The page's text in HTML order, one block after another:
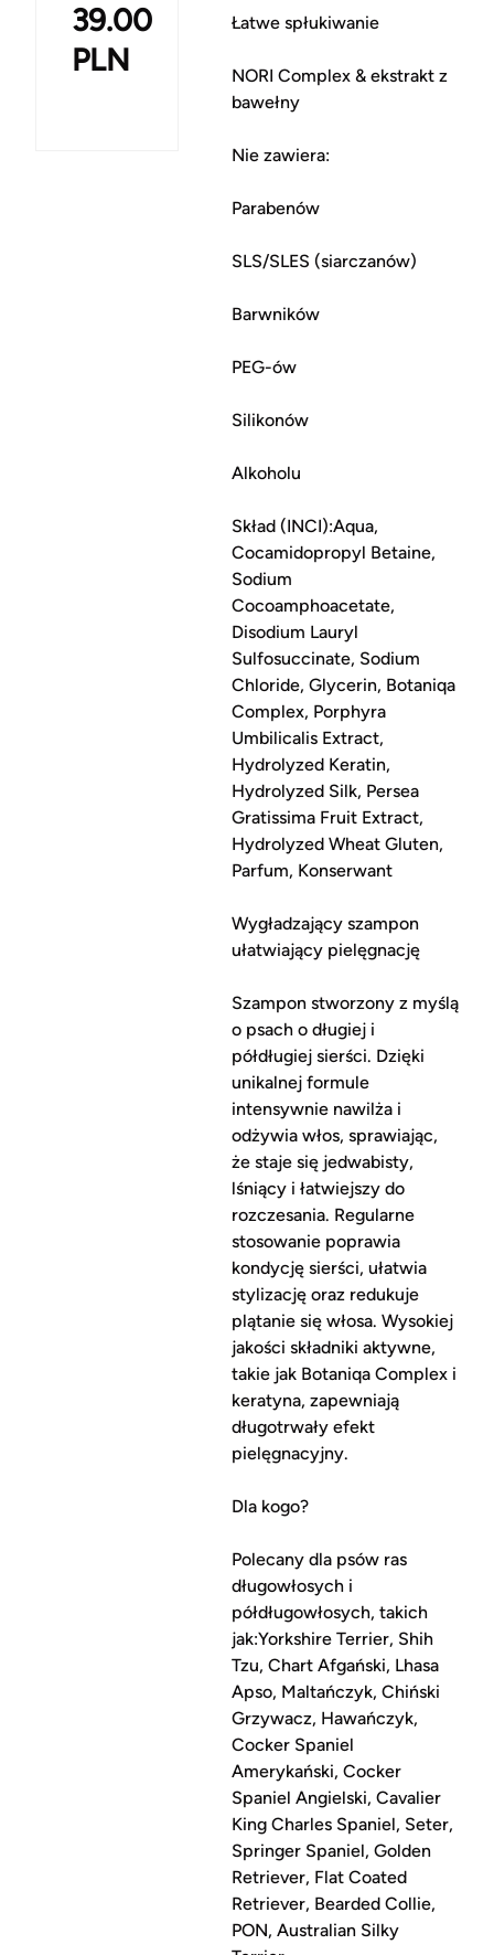
39.00
PLN
Łatwe spłukiwanie
NORI Complex & ekstrakt z
bawełny
Nie zawiera:
Parabenów
SLS/SLES (siarczanów)
Barwników
PEG-ów
Silikonów
Alkoholu
Skład (INCI):Aqua,
Cocamidopropyl Betaine,
Sodium
Cocoamphoacetate,
Disodium Lauryl
Sulfosuccinate, Sodium
Chloride, Glycerin, Botaniqa
Complex, Porphyra
Umbilicalis Extract,
Hydrolyzed Keratin,
Hydrolyzed Silk, Persea
Gratissima Fruit Extract,
Hydrolyzed Wheat Gluten,
Parfum, Konserwant
Wygładzający szampon
ułatwiający pielęgnację
Szampon stworzony z myślą
o psach o długiej i
półdługiej sierści. Dzięki
unikalnej formule
intensywnie nawilża i
odżywia włos, sprawiając,
że staje się jedwabisty,
lśniący i łatwiejszy do
rozczesania. Regularne
stosowanie poprawia
kondycję sierści, ułatwia
stylizację oraz redukuje
plątanie się włosa. Wysokiej
jakości składniki aktywne,
takie jak Botaniqa Complex i
keratyna, zapewniają
długotrwały efekt
pielęgnacyjny.
Dla kogo?
Polecany dla psów ras
długowłosych i
półdługowłosych, takich
jak:Yorkshire Terrier, Shih
Tzu, Chart Afgański, Lhasa
Apso, Maltańczyk, Chiński
Grzywacz, Hawańczyk,
Cocker Spaniel
Amerykański, Cocker
Spaniel Angielski, Cavalier
King Charles Spaniel, Seter,
Springer Spaniel, Golden
Retriever, Flat Coated
Retriever, Bearded Collie,
PON, Australian Silky